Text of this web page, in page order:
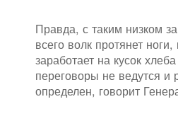
Правда, с таким низком
всего волк протянет
заработает на кусок
переговоры не ведутся и
определен, говорит